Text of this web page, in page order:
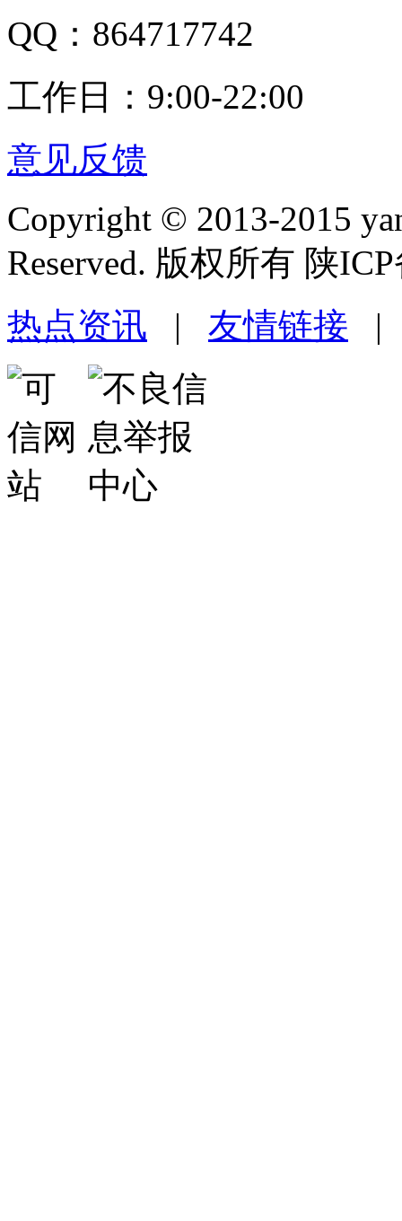
QQ：864717742
工作日：9:00-22:00
意见反馈
Copyright © 2013-2015
Reserved. 版权所有 陕
热点资讯 | 友情链接